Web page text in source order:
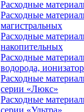
Расходные
Расходные
магистральных
Расходные
накопительных
Расходные
водорода,
Расходные
серии «Люкс»
Расходные
серии «Ультра»